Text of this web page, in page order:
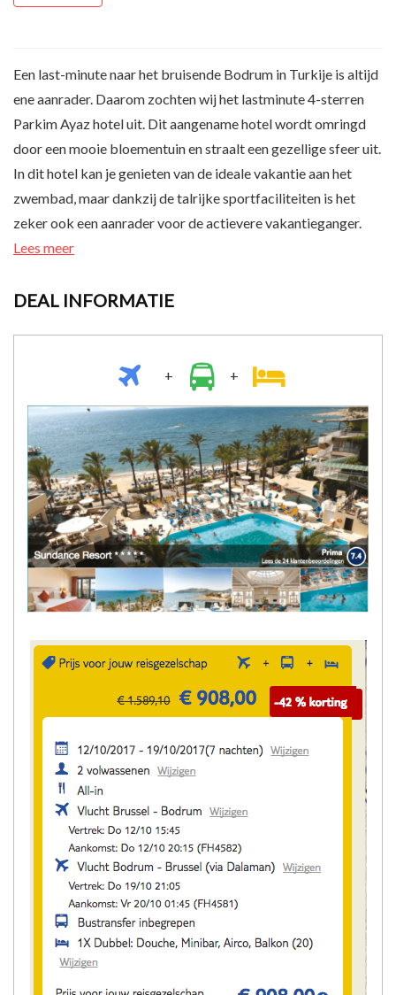
Een last-minute naar het bruisende Bodrum in Turkije is altijd
ene aanrader. Daarom zochten wij het lastminute 4-sterren
Parkim Ayaz hotel uit. Dit aangename hotel wordt omringd
door een mooie bloementuin en straalt een gezellige sfeer uit.
In dit hotel kan je genieten van de ideale vakantie aan het
zwembad, maar dankzij de talrijke sportfaciliteiten is het
zeker ook een aanrader voor de actievere vakantieganger.
Lees meer
DEAL INFORMATIE
+ +